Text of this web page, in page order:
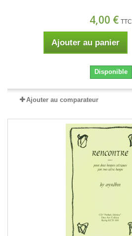
4,00 € TTC
Ajouter au panier
Disponible
Ajouter au comparateur